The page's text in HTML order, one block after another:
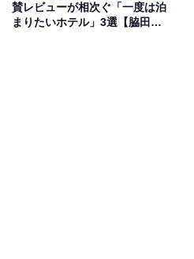
スタイルに合わせて選択可能。
賛レビューが相次ぐ「一度は泊
まりたいホテル」3選【脇田温